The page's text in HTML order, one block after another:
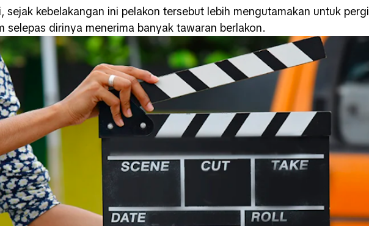
sejak kebelakangan ini pelakon tersebut lebih mengutamakan untuk pergi
selepas dirinya menerima banyak tawaran berlakon.